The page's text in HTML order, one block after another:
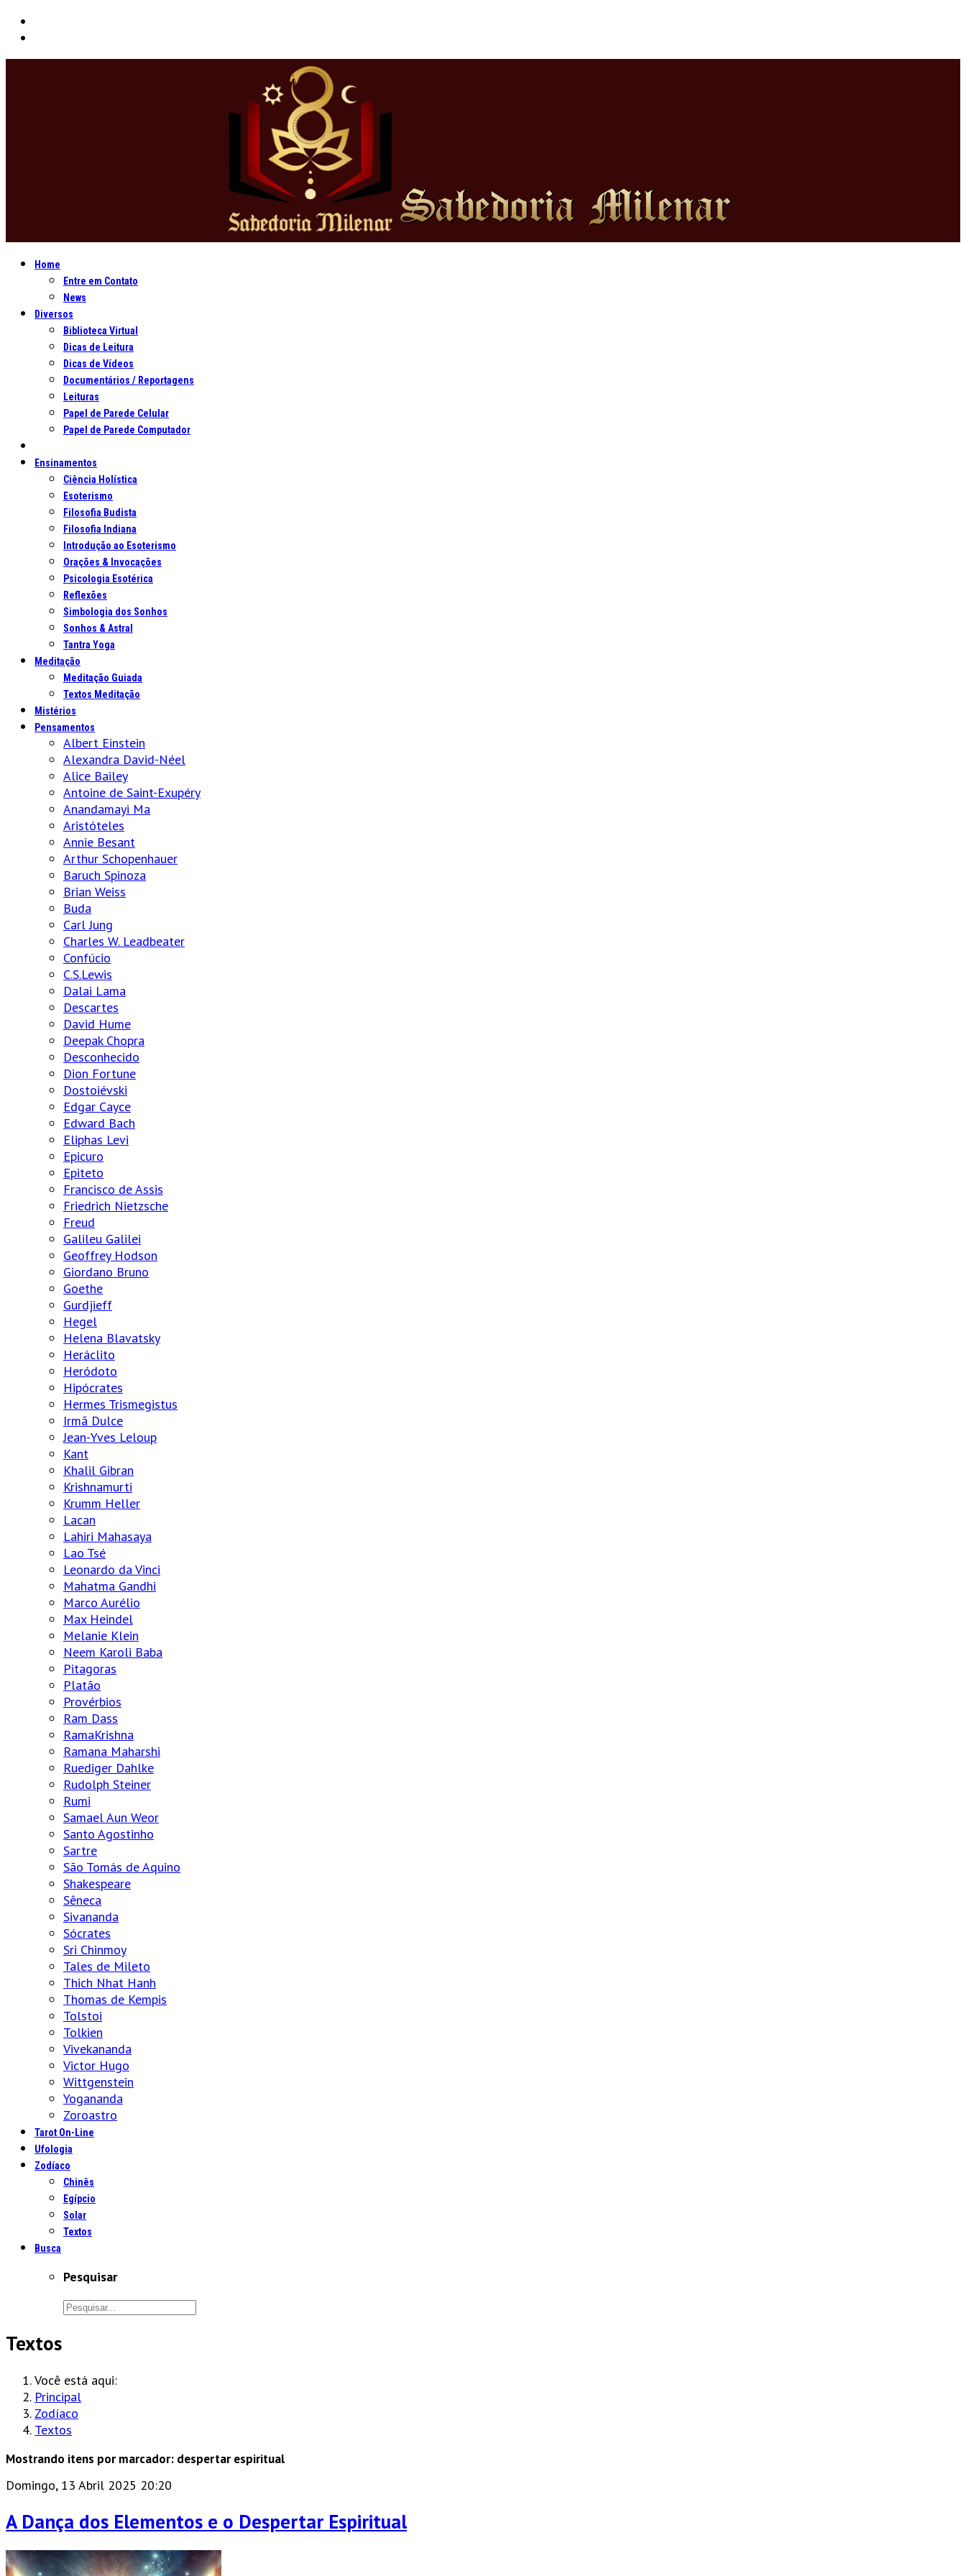
Home
Entre em Contato
News
Diversos
Biblioteca Virtual
Dicas de Leitura
Dicas de Vídeos
Documentários / Reportagens
Leituras
Papel de Parede Celular
Papel de Parede Computador
Ensinamentos
Ciência Holística
Esoterismo
Filosofia Budista
Filosofia Indiana
Introdução ao Esoterismo
Orações & Invocações
Psicologia Esotérica
Reflexões
Simbologia dos Sonhos
Sonhos & Astral
Tantra Yoga
Meditação
Meditação Guiada
Textos Meditação
Mistérios
Pensamentos
Albert Einstein
Alexandra David-Néel
Alice Bailey
Antoine de Saint-Exupéry
Anandamayi Ma
Aristóteles
Annie Besant
Arthur Schopenhauer
Baruch Spinoza
Brian Weiss
Buda
Carl Jung
Charles W. Leadbeater
Confúcio
C.S.Lewis
Dalai Lama
Descartes
David Hume
Deepak Chopra
Desconhecido
Dion Fortune
Dostoiévski
Edgar Cayce
Edward Bach
Eliphas Levi
Epicuro
Epiteto
Francisco de Assis
Friedrich Nietzsche
Freud
Galileu Galilei
Geoffrey Hodson
Giordano Bruno
Goethe
Gurdjieff
Hegel
Helena Blavatsky
Heráclito
Heródoto
Hipócrates
Hermes Trismegistus
Irmã Dulce
Jean-Yves Leloup
Kant
Khalil Gibran
Krishnamurti
Krumm Heller
Lacan
Lahiri Mahasaya
Lao Tsé
Leonardo da Vinci
Mahatma Gandhi
Marco Aurélio
Max Heindel
Melanie Klein
Neem Karoli Baba
Pitagoras
Platão
Provérbios
Ram Dass
RamaKrishna
Ramana Maharshi
Ruediger Dahlke
Rudolph Steiner
Rumi
Samael Aun Weor
Santo Agostinho
Sartre
São Tomás de Aquino
Shakespeare
Sêneca
Sivananda
Sócrates
Sri Chinmoy
Tales de Mileto
Thich Nhat Hanh
Thomas de Kempis
Tolstoi
Tolkien
Vivekananda
Victor Hugo
Wittgenstein
Yogananda
Zoroastro
Tarot On-Line
Ufologia
Zodíaco
Chinês
Egípcio
Solar
Textos
Busca
Pesquisar
Textos
Você está aqui:
Principal
Zodíaco
Textos
Mostrando itens por marcador: despertar espiritual
Domingo, 13 Abril 2025 20:20
A Dança dos Elementos e o Despertar Espiritual